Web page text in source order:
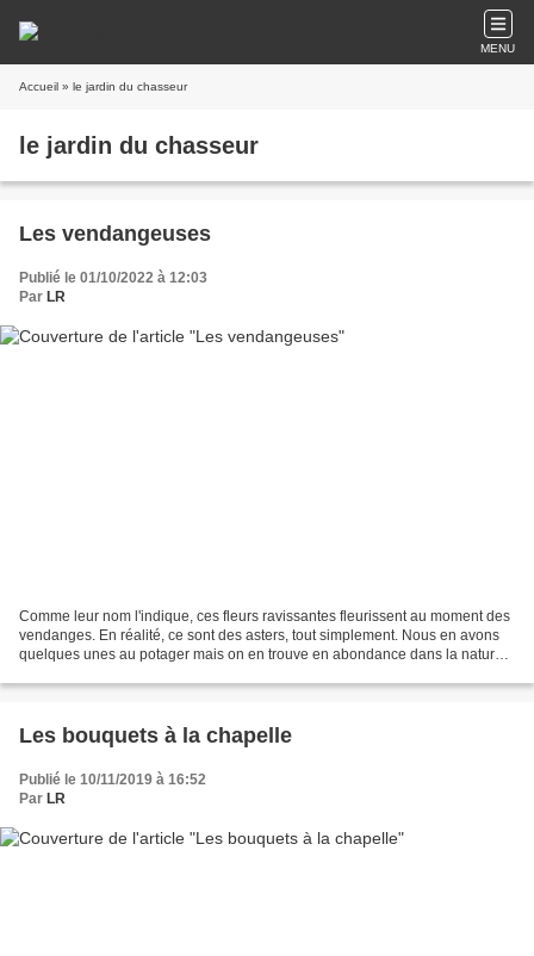
MENU
Accueil » le jardin du chasseur
le jardin du chasseur
Les vendangeuses
Publié le 01/10/2022 à 12:03
Par LR
Comme leur nom l'indique, ces fleurs ravissantes fleurissent au moment des
vendanges. En réalité, ce sont des asters, tout simplement. Nous en avons
quelques unes au potager mais on en trouve en abondance dans la nature,
Les bouquets à la chapelle
Publié le 10/11/2019 à 16:52
Par LR